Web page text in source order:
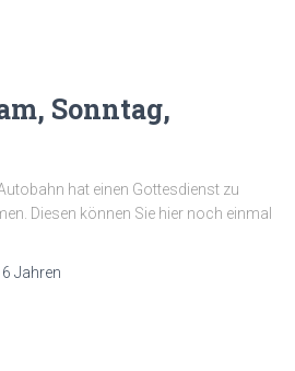
Sonntag,
hat einen Gottesdienst zu
Diesen können Sie hier noch einmal
6 Jahren